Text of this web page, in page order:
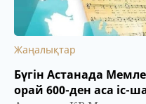
Жаңалықтар
Бүгін Астанада
орай 600-ден аса іс-